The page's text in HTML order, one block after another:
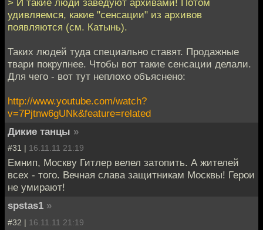
> И такие люди заведуют архивами! Потом
удивляемся, какие "сенсации" из архивов
появляются (см. Катынь).
Таких людей туда специально ставят. Продажные
твари покрупнее. Чтобы вот такие сенсации делали.
Для чего - вот тут неплохо объяснено:
http://www.youtube.com/watch?
v=7Pjtnw6gUNk&feature=related
Дикие танцы »
#31 | 16.11.11 21:19
Емнип, Москву Гитлер велел затопить. А жителей
всех - того. Вечная слава защитникам Москвы! Герои
не умирают!
spstas1 »
#32 | 16.11.11 21:19